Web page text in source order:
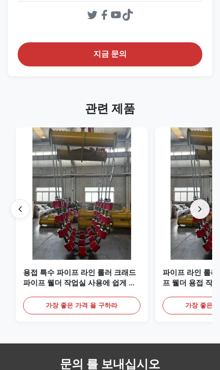
지금 문의
관련 제품
용접 특수 파이프 라인 롤러 크래드
파이프 웰더 작업실 사용에 쉽게 작
가장 좋은 가격 을 구하라
파이프 라인 롤
프 웰더 용접 작
가장 좋은
문의 를 보내십시오